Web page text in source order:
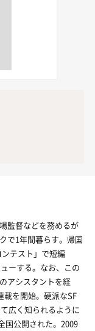
監督などを務めるが
で1年間暮らす。帰国
テスト」で短編
ーする。なお、この
のアシスタントを経
載を開始。硬派なSF
広く知られるように
国公開された。2009